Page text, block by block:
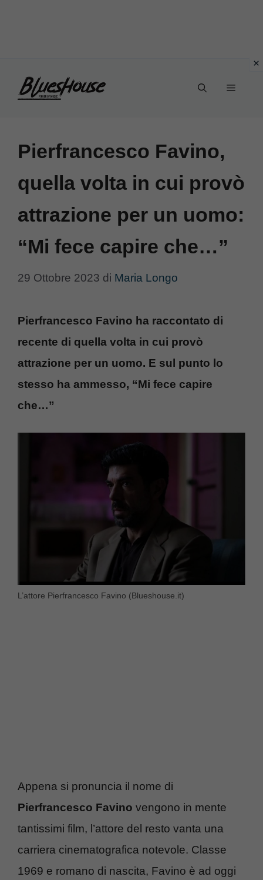
Menu
Pierfrancesco Favino,
quella volta in cui provò
attrazione per un uomo:
“Mi fece capire che…”
29 Ottobre 2023 di Maria Longo
Pierfrancesco Favino ha raccontato di
recente di quella volta in cui provò
attrazione per un uomo. E sul punto lo
stesso ha ammesso, “Mi fece capire
che…”
L’attore Pierfrancesco Favino (Blueshouse.it)
Appena si pronuncia il nome di
Pierfrancesco Favino vengono in mente
tantissimi film, l’attore del resto vanta una
carriera cinematografica notevole. Classe
1969 e romano di nascita, Favino è ad oggi